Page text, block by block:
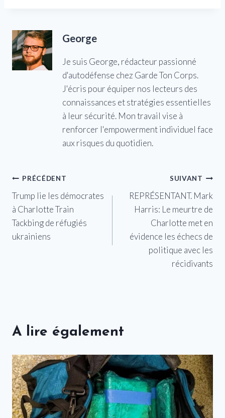
George
Je suis George, rédacteur passionné
d'autodéfense chez Garde Ton Corps.
J'écris pour équiper nos lecteurs des
connaissances et stratégies essentielles
à leur sécurité. Mon travail vise à
renforcer l'empowerment individuel face
aux risques du quotidien.
Navigation
de
l’article
PRÉCÉDENT
Trump lie les démocrates
à Charlotte Train
Tackbing de réfugiés
ukrainiens
SUIVANT
REPRÉSENTANT. Mark
Harris: Le meurtre de
Charlotte met en
évidence les échecs de
politique avec les
récidivants
A lire également